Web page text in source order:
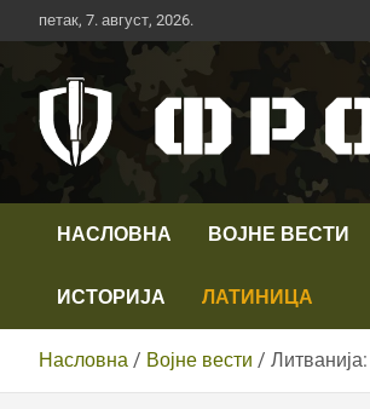
Скип
то
петак, 7. август, 2026.
Телевизија
НАСЛОВНА ВОЈНЕ ВЕСТИ
ИСТОРИЈА ЛАТИНИЦА
Насловна Војне вести